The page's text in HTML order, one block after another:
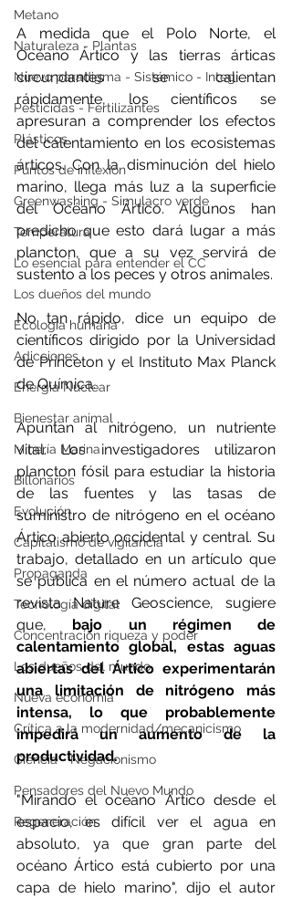
Metano
Naturaleza - Plantas
Nuevo paradigma - Sistémico - Integ
Pesticidas - Fertilizantes
Plásticos
Puntos de inflexión
Greenwashing - Simulacro verde
Temperatura
Lo esencial para entender el CC
Los dueños del mundo
Ecología humana
Adicciones
Energía Nuclear
Bienestar animal
Minería Marina
Billonarios
Evolución
Capitalismo de vigilancia
Propaganda
Tecnología digital
Concentración riqueza y poder
Los dueños del mundo
Nueva economía
Crítica a la modernidad/mecanicismo
Ciencia - Negacionismo
Pensadores del Nuevo Mundo
Regeneración
A medida que el Polo Norte, el
Océano Ártico y las tierras árticas
circundantes se calientan
rápidamente, los científicos se
apresuran a comprender los efectos
del calentamiento en los ecosistemas
árticos. Con la disminución del hielo
marino, llega más luz a la superficie
del Océano Ártico. Algunos han
predicho que esto dará lugar a más
plancton, que a su vez servirá de
sustento a los peces y otros animales.
No tan rápido, dice un equipo de
científicos dirigido por la Universidad
de Princeton y el Instituto Max Planck
de Química.
Apuntan al nitrógeno, un nutriente
vital. Los investigadores utilizaron
plancton fósil para estudiar la historia
de las fuentes y las tasas de
suministro de nitrógeno en el océano
Ártico abierto occidental y central. Su
trabajo, detallado en un artículo que
se publica en el número actual de la
revista Nature Geoscience, sugiere
que, bajo un régimen de
calentamiento global, estas aguas
abiertas del Ártico experimentarán
una limitación de nitrógeno más
intensa, lo que probablemente
impedirá un aumento de la
productividad.
"Mirando el océano Ártico desde el
espacio, es difícil ver el agua en
absoluto, ya que gran parte del
océano Ártico está cubierto por una
capa de hielo marino", dijo el autor